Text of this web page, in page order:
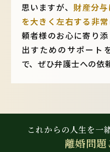
思いますが、 財産分
を大きく左右する非
頼者様のお心に寄り
出すためのサポート
で、ぜひ弁護士への依
これからの人生を一
離婚問題